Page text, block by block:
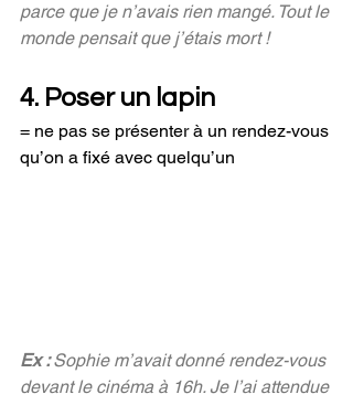
parce que je n’avais rien mangé. Tout le
monde pensait que j’étais mort !
4. Poser un lapin
= ne pas se présenter à un rendez-vous
qu’on a fixé avec quelqu’un
Ex : Sophie m’avait donné rendez-vous
devant le cinéma à 16h. Je l’ai attendue